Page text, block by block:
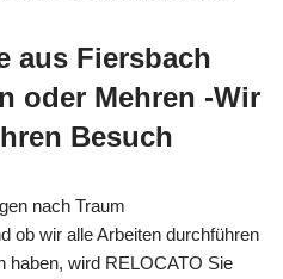
aus Fiersbach
oder Mehren -Wir
Besuch
nach Traum
ob wir alle Arbeiten durchführen
haben, wird RELOCATO Sie